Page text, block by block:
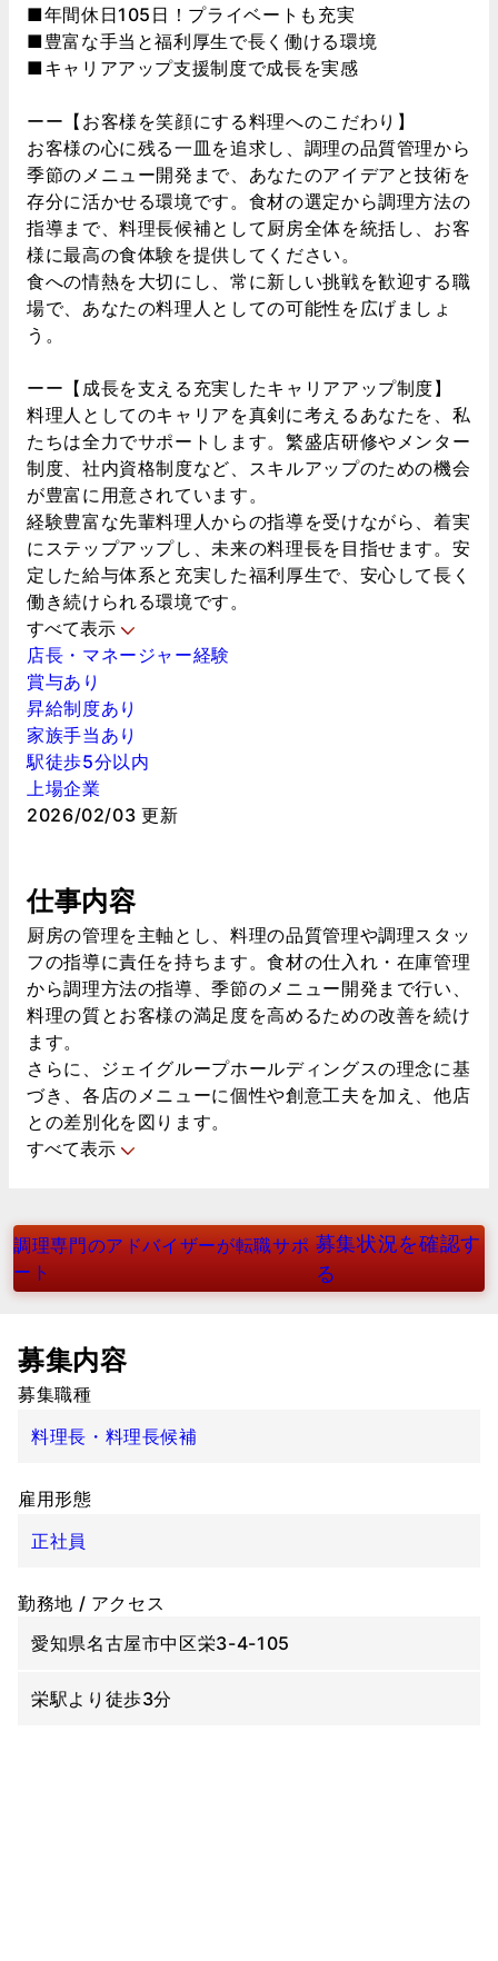
■年間休日105日！プライベートも充実
■豊富な手当と福利厚生で長く働ける環境
■キャリアアップ支援制度で成長を実感
ーー【お客様を笑顔にする料理へのこだわり】
お客様の心に残る一皿を追求し、調理の品質管理から
季節のメニュー開発まで、あなたのアイデアと技術を
存分に活かせる環境です。食材の選定から調理方法の
指導まで、料理長候補として厨房全体を統括し、お客
様に最高の食体験を提供してください。
食への情熱を大切にし、常に新しい挑戦を歓迎する職
場で、あなたの料理人としての可能性を広げましょ
う。
ーー【成長を支える充実したキャリアアップ制度】
料理人としてのキャリアを真剣に考えるあなたを、私
たちは全力でサポートします。繁盛店研修やメンター
制度、社内資格制度など、スキルアップのための機会
が豊富に用意されています。
経験豊富な先輩料理人からの指導を受けながら、着実
にステップアップし、未来の料理長を目指せます。安
定した給与体系と充実した福利厚生で、安心して長く
働き続けられる環境です。
すべて表示
店長・マネージャー経験
賞与あり
昇給制度あり
家族手当あり
駅徒歩5分以内
上場企業
2026/02/03 更新
仕事内容
厨房の管理を主軸とし、料理の品質管理や調理スタッ
フの指導に責任を持ちます。食材の仕入れ・在庫管理
から調理方法の指導、季節のメニュー開発まで行い、
料理の質とお客様の満足度を高めるための改善を続け
ます。
さらに、ジェイグループホールディングスの理念に基
づき、各店のメニューに個性や創意工夫を加え、他店
との差別化を図ります。
すべて表示
調理専門のアドバイザーが転職サポ
ート
募集状況を確認す
る
募集内容
募集職種
料理長・料理長候補
雇用形態
正社員
勤務地 / アクセス
愛知県名古屋市中区栄3-4-105
栄駅より徒歩3分